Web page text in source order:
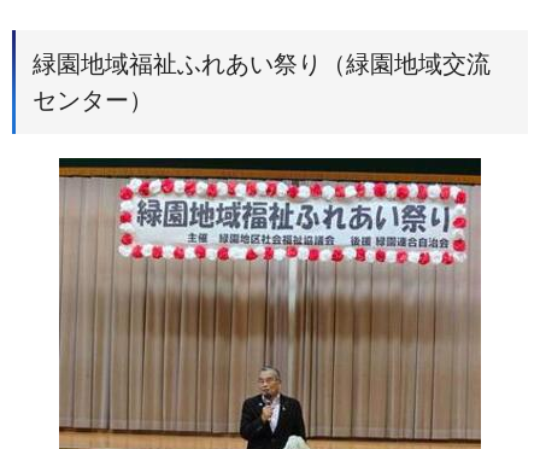
緑園地域福祉ふれあい祭り（緑園地域交流
センター）